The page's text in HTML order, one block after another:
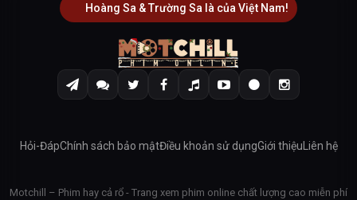
Hoàng Sa & Trường Sa là của Việt Nam!
Hỏi-ĐápChính sách bảo mậtĐiều khoản sử dụngGiới thiệuLiên hệ
Motchill – Phim hay cả rổ - Trang xem phim online chất lượng cao miễn phí